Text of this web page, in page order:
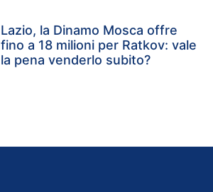
Lazio, la Dinamo Mosca offre
fino a 18 milioni per Ratkov: vale
la pena venderlo subito?